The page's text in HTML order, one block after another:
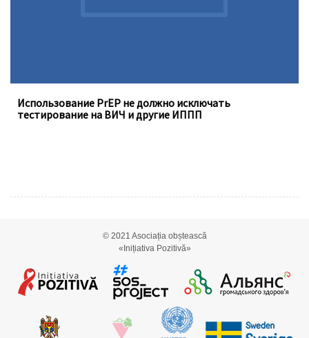
Использование PrEP не должно исключать
тестирование на ВИЧ и другие ИППП
© 2021 Asociația obștească
«Inițiativa Pozitivă»